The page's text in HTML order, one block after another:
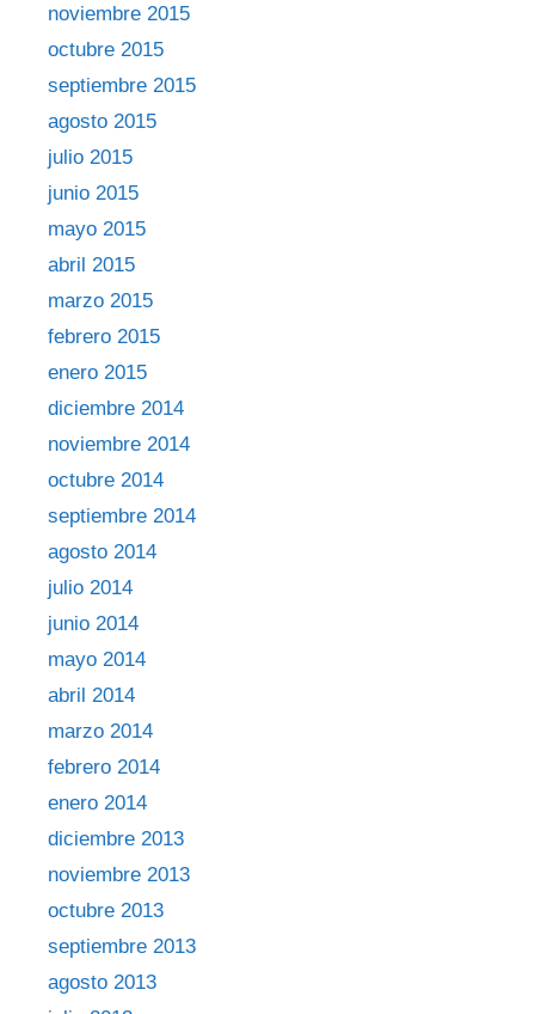
noviembre 2015
octubre 2015
septiembre 2015
agosto 2015
julio 2015
junio 2015
mayo 2015
abril 2015
marzo 2015
febrero 2015
enero 2015
diciembre 2014
noviembre 2014
octubre 2014
septiembre 2014
agosto 2014
julio 2014
junio 2014
mayo 2014
abril 2014
marzo 2014
febrero 2014
enero 2014
diciembre 2013
noviembre 2013
octubre 2013
septiembre 2013
agosto 2013